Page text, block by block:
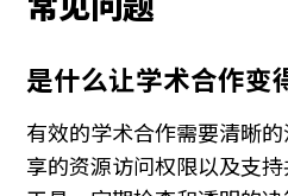
是什么让学术合作变
有效的学术合作需要清晰
享的资源访问权限以及支